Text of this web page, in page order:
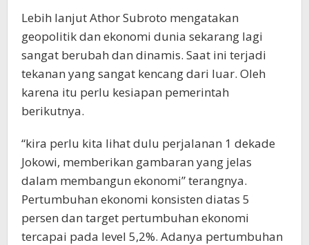
Lebih lanjut Athor Subroto mengatakan
geopolitik dan ekonomi dunia sekarang lagi
sangat berubah dan dinamis. Saat ini terjadi
tekanan yang sangat kencang dari luar. Oleh
karena itu perlu kesiapan pemerintah
berikutnya.
“kira perlu kita lihat dulu perjalanan 1 dekade
Jokowi, memberikan gambaran yang jelas
dalam membangun ekonomi” terangnya.
Pertumbuhan ekonomi konsisten diatas 5
persen dan target pertumbuhan ekonomi
tercapai pada level 5,2%. Adanya pertumbuhan